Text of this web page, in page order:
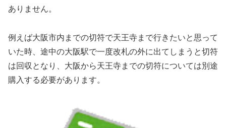
ありません。
例えば大阪市内までの切符で天王寺まで行きたいと思って
いた時、途中の大阪駅で一度改札の外に出てしまうと切符
は回収となり、大阪から天王寺までの切符については別途
購入する必要があります。